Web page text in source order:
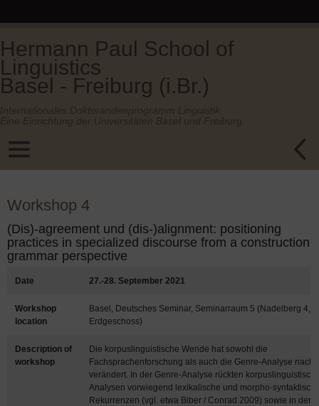
Hermann Paul School of
Linguistics
Basel - Freiburg (i.Br.)
Workshop 4
(Dis)-agreement und (dis-)alignment: positioning
practices in specialized discourse from a construction
grammar perspective
Date 27.-28. September 2021
Workshop
location
Basel, Deutsches Seminar, Seminarraum 5 (Nadelberg 4,
Erdgeschoss)
Description of
workshop
Die korpuslinguistische Wende hat sowohl die
Fachsprachenforschung als auch die Genre-Analyse
verändert. In der Genre-Analyse rückten
Analysen vorwiegend lexikalische und morpho-
Rekurrenzen (vgl. etwa Biber / Conrad 2009) sowie in der